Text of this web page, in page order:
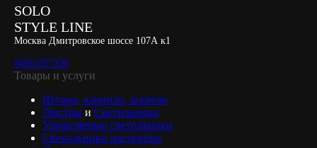
SOLO
STYLE LINE
Москва Дмитровское шоссе 107А к1
84951977330
Товары и услуги
Шторы, карнизы, жалюзи
Люстры и Светильники
Управляемые светильники
Светильники настенные